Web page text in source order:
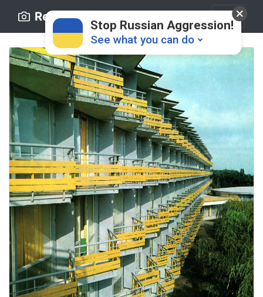
Retro.ck.ua
Stop Russian Aggression!
See what you can do
Donate 💸
Support Ukraine ❤
Share this widget 📌